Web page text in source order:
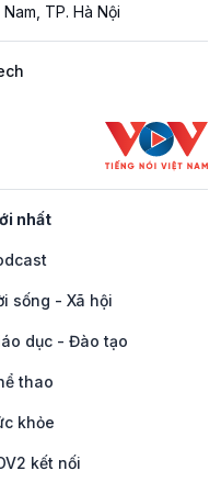
TP. Hà Nội
nhất
sống - Xã hội
dục - Đào tạo
thao
khỏe
kết nối